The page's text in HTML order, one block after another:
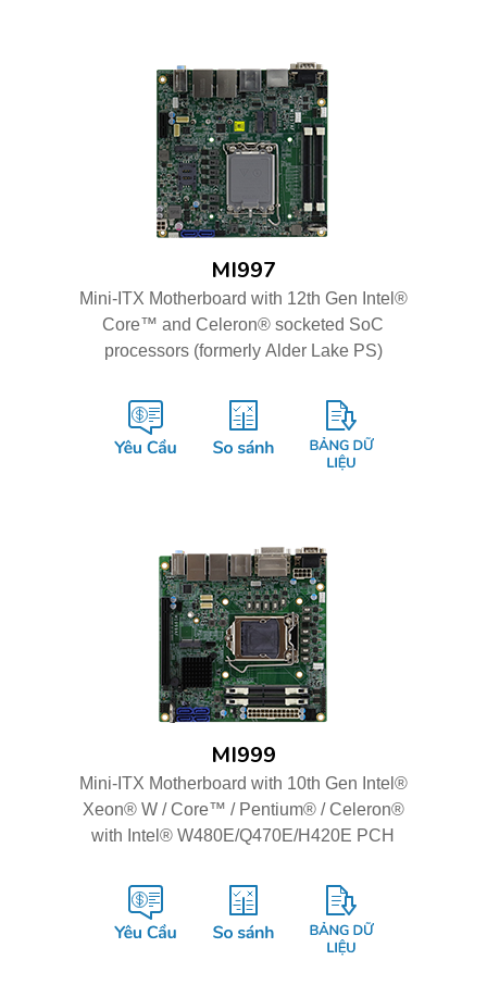
MI997
Mini-ITX Motherboard with 12th Gen Intel®
Core™ and Celeron® socketed SoC
processors (formerly Alder Lake PS)
MI999
Mini-ITX Motherboard with 10th Gen Intel®
Xeon® W / Core™ / Pentium® / Celeron®
with Intel® W480E/Q470E/H420E PCH